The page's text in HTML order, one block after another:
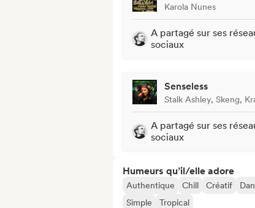
Karola Nunes
A partagé sur ses
sociaux
Senseless
Stalk Ashley, Skeng,
A partagé sur ses
sociaux
Humeurs qu’il/elle adore
Authentique Chill Créatif
Simple
Tropical